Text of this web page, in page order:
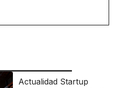
Actualidad Startup